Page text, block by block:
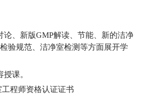
论、新版GMP解读、节能、新的洁净
验规范、洁净室检测等方面展开学
课。
程师资格认证证书